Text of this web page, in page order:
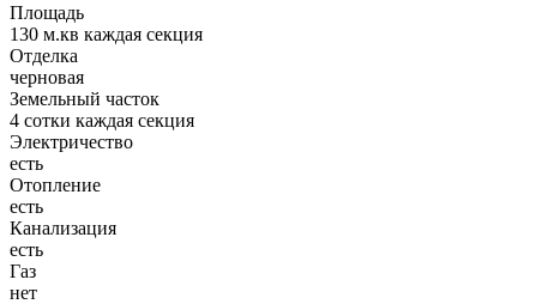
Площадь
130 м.кв каждая секция
Отделка
черновая
Земельный часток
4 сотки каждая секция
Электричество
есть
Отопление
есть
Канализация
есть
Газ
нет